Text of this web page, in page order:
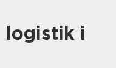
logistik i